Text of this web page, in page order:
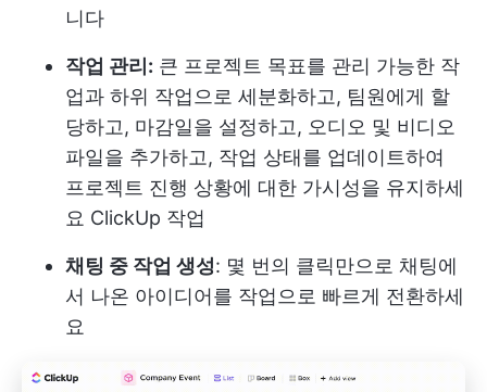
니다
작업 관리: 큰 프로젝트 목표를 관리 가능한 작
업과 하위 작업으로 세분화하고, 팀원에게 할
당하고, 마감일을 설정하고, 오디오 및 비디오
파일을 추가하고, 작업 상태를 업데이트하여
프로젝트 진행 상황에 대한 가시성을 유지하세
요 ClickUp 작업
채팅 중 작업 생성: 몇 번의 클릭만으로 채팅에
서 나온 아이디어를 작업으로 빠르게 전환하세
요